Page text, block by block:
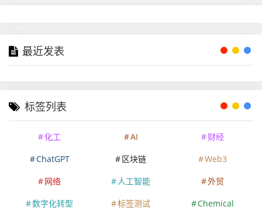
最近发表
标签列表
化工 AI
财经
ChatGPT
区块链
Web3
网络
人工智能
外贸
数字化转型
标签测试
Chemical